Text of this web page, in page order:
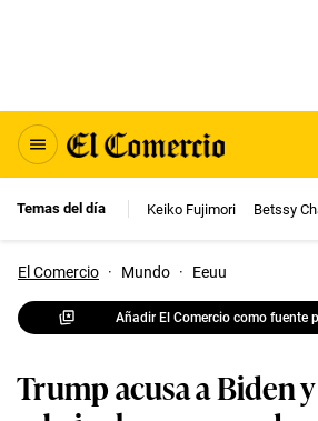
Temas del día Keiko Fujimori Betssy
El Comercio · Mundo · Eeuu
Añadir El Comercio como fuente
Trump acusa a Biden